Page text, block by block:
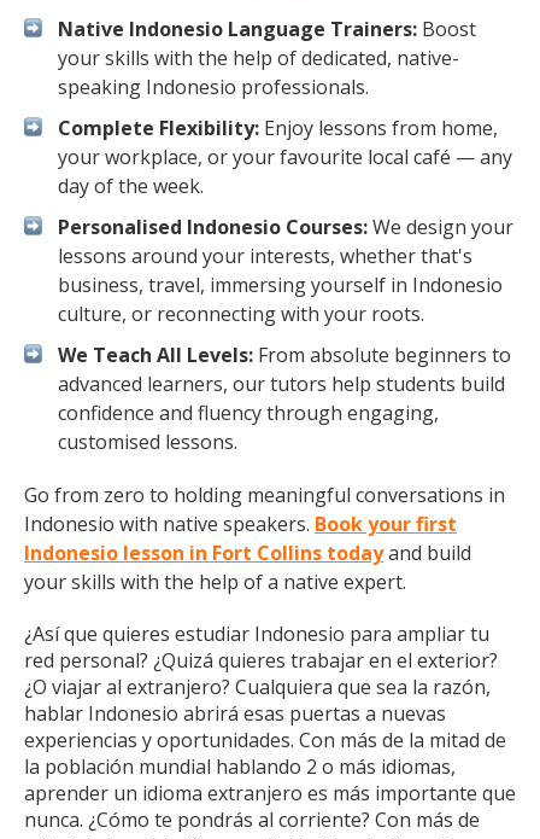
Native Indonesio Language Trainers: Boost
your skills with the help of dedicated, native-
speaking Indonesio professionals.
Complete Flexibility: Enjoy lessons from home,
your workplace, or your favourite local café — any
day of the week.
Personalised Indonesio Courses:We design your
lessons around your interests, whether that's
business, travel, immersing yourself in Indonesio
culture, or reconnecting with your roots.
We Teach All Levels: From absolute beginners to
advanced learners, our tutors help students build
confidence and fluency through engaging,
customised lessons.
Go from zero to holding meaningful conversations in
Indonesio with native speakers. Book your first
Indonesio lesson in Fort Collins todayand build
your skills with the help of a native expert.
¿Así que quieres estudiar Indonesio para ampliar tu
red personal? ¿Quizá quieres trabajar en el exterior?
¿O viajar al extranjero? Cualquiera que sea la razón,
hablar Indonesio abrirá esas puertas a nuevas
experiencias y oportunidades. Con más de la mitad de
la población mundial hablando 2 o más idiomas,
aprender un idioma extranjero es más importante que
nunca. ¿Cómo te pondrás al corriente? Con más de